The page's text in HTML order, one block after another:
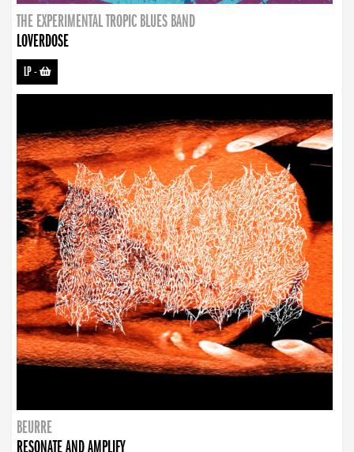
THE EXPERIMENTAL TROPIC BLUES BAND
LOVERDOSE
LP-
BEURRE
RESONATE AND AMPLIFY